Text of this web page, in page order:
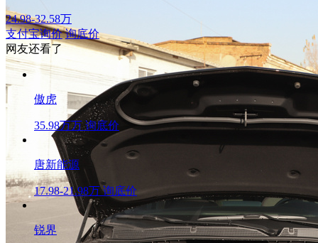
24.98-32.58万
支付宝询价 询底价
网友还看了
傲虎
35.98万万 询底价
唐新能源
17.98-21.98万 询底价
锐界